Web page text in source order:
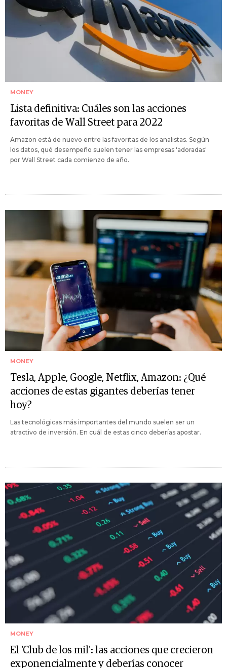
MONEY
Lista definitiva: Cuáles son las acciones
favoritas de Wall Street para 2022
Amazon está de nuevo entre las favoritas de los analistas. Según
los datos, qué desempeño suelen tener las empresas 'adoradas'
por Wall Street cada comienzo de año.
MONEY
Tesla, Apple, Google, Netflix, Amazon: ¿Qué
acciones de estas gigantes deberías tener
hoy?
Las tecnológicas más importantes del mundo suelen ser un
atractivo de inversión. En cuál de estas cinco deberías apostar.
MONEY
El 'Club de los mil': las acciones que crecieron
exponencialmente y deberías conocer